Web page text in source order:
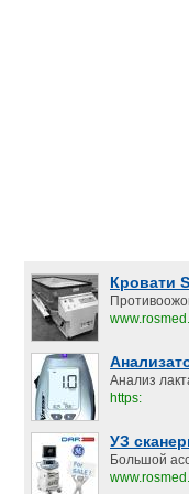
Кровати
Анализ
https:
УЗ
Большой